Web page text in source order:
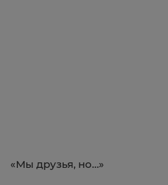
«Мы друзья, но…»